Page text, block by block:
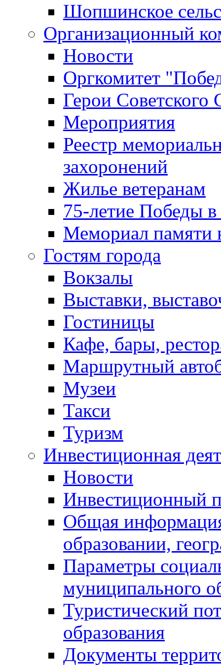
Шопшинское
Организационный
Новости
Оргкомитет
Герои Советского
Мероприятия
Реестр
захоронений
Жилье ветеранам
75-летие Победы
Мемориал памяти
Гостям города
Вокзалы
Выставки,
Гостиницы
Кафе, бары,
Маршрутный
Музеи
Такси
Туризм
Инвестиционная
Новости
Инвестиционный
Общая
образовании,
Параметры
муниципального
Туристический
образования
Документы